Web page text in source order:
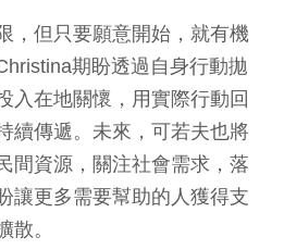
，但只要願意開始，就有機
期盼透過自身行動拋
入在地關懷，用實際行動回
續傳遞。未來，可若夫也將
間資源，關注社會需求，落
讓更多需要幫助的人獲得支
散。